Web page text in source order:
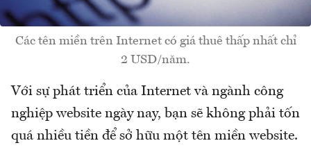
Các tên miền trên Internet có giá thuê thấp nhất chỉ
2 USD/năm.
Với sự phát triển của Internet và ngành công
nghiệp website ngày nay, bạn sẽ không phải tốn
quá nhiều tiền để sở hữu một tên miền website.